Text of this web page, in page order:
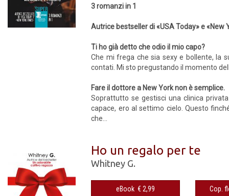
3 romanzi in 1
Autrice bestseller di «USA Today» e «New
Ti ho già detto che odio il mio capo?
Che mi frega che sia sexy e bollente, la
contati. Mi sto pregustando il momento
Fare il dottore a New York non è semplice.
Soprattutto se gestisci una clinica
capace, ero al settimo cielo. Questo
che...
Ho un regalo per te
Whitney G.
eBook € 2,99